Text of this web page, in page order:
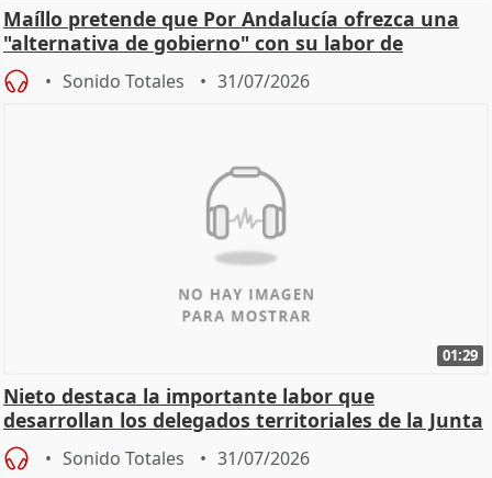
Maíllo pretende que Por Andalucía ofrezca una
"alternativa de gobierno" con su labor de
oposición
Sonido Totales 31/07/2026
01:29
Nieto destaca la importante labor que
desarrollan los delegados territoriales de la Junta
Sonido Totales 31/07/2026